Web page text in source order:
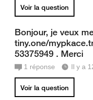
Voir la question
Bonjour, je veux
tiny.one/
53375949 . Merci
1 réponse Il y a
Voir la question